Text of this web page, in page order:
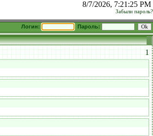
8/7/2026, 7:21:25 PM
Забыли пароль?
Логин: Пароль:
1